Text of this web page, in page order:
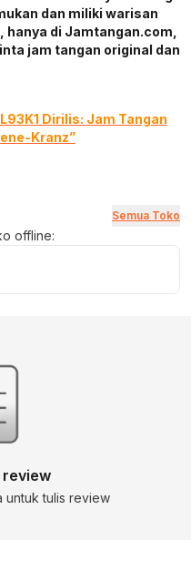
dan miliki warisan
di Jamtangan.com,
jam tangan original dan
Dirilis: Jam Tangan
Kranz”
Semua Toko
offline:
review
untuk tulis review